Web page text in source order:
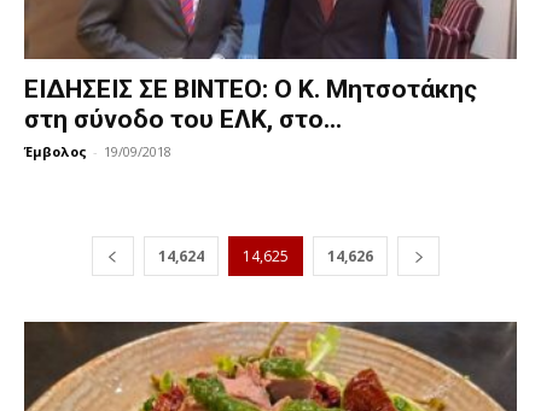
ΕΙΔΗΣΕΙΣ ΣΕ ΒΙΝΤΕΟ: Ο Κ. Μητσοτάκης
στη σύνοδο του ΕΛΚ, στο...
Έμβολος - 19/09/2018
14,624 14,625 14,626